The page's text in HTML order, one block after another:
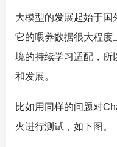
大模型的发展起始于国
它的喂养数据很大程度
境的持续学习适配，所
和发展。
比如用同样的问题对
火进行测试，如下图。